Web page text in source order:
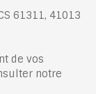
61311, 41013
de vos
notre